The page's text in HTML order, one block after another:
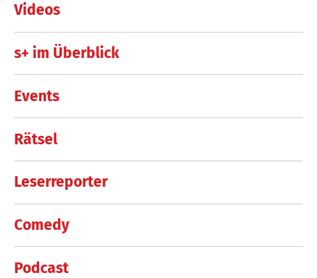
Videos
s+ im Überblick
Events
Rätsel
Leserreporter
Comedy
Podcast